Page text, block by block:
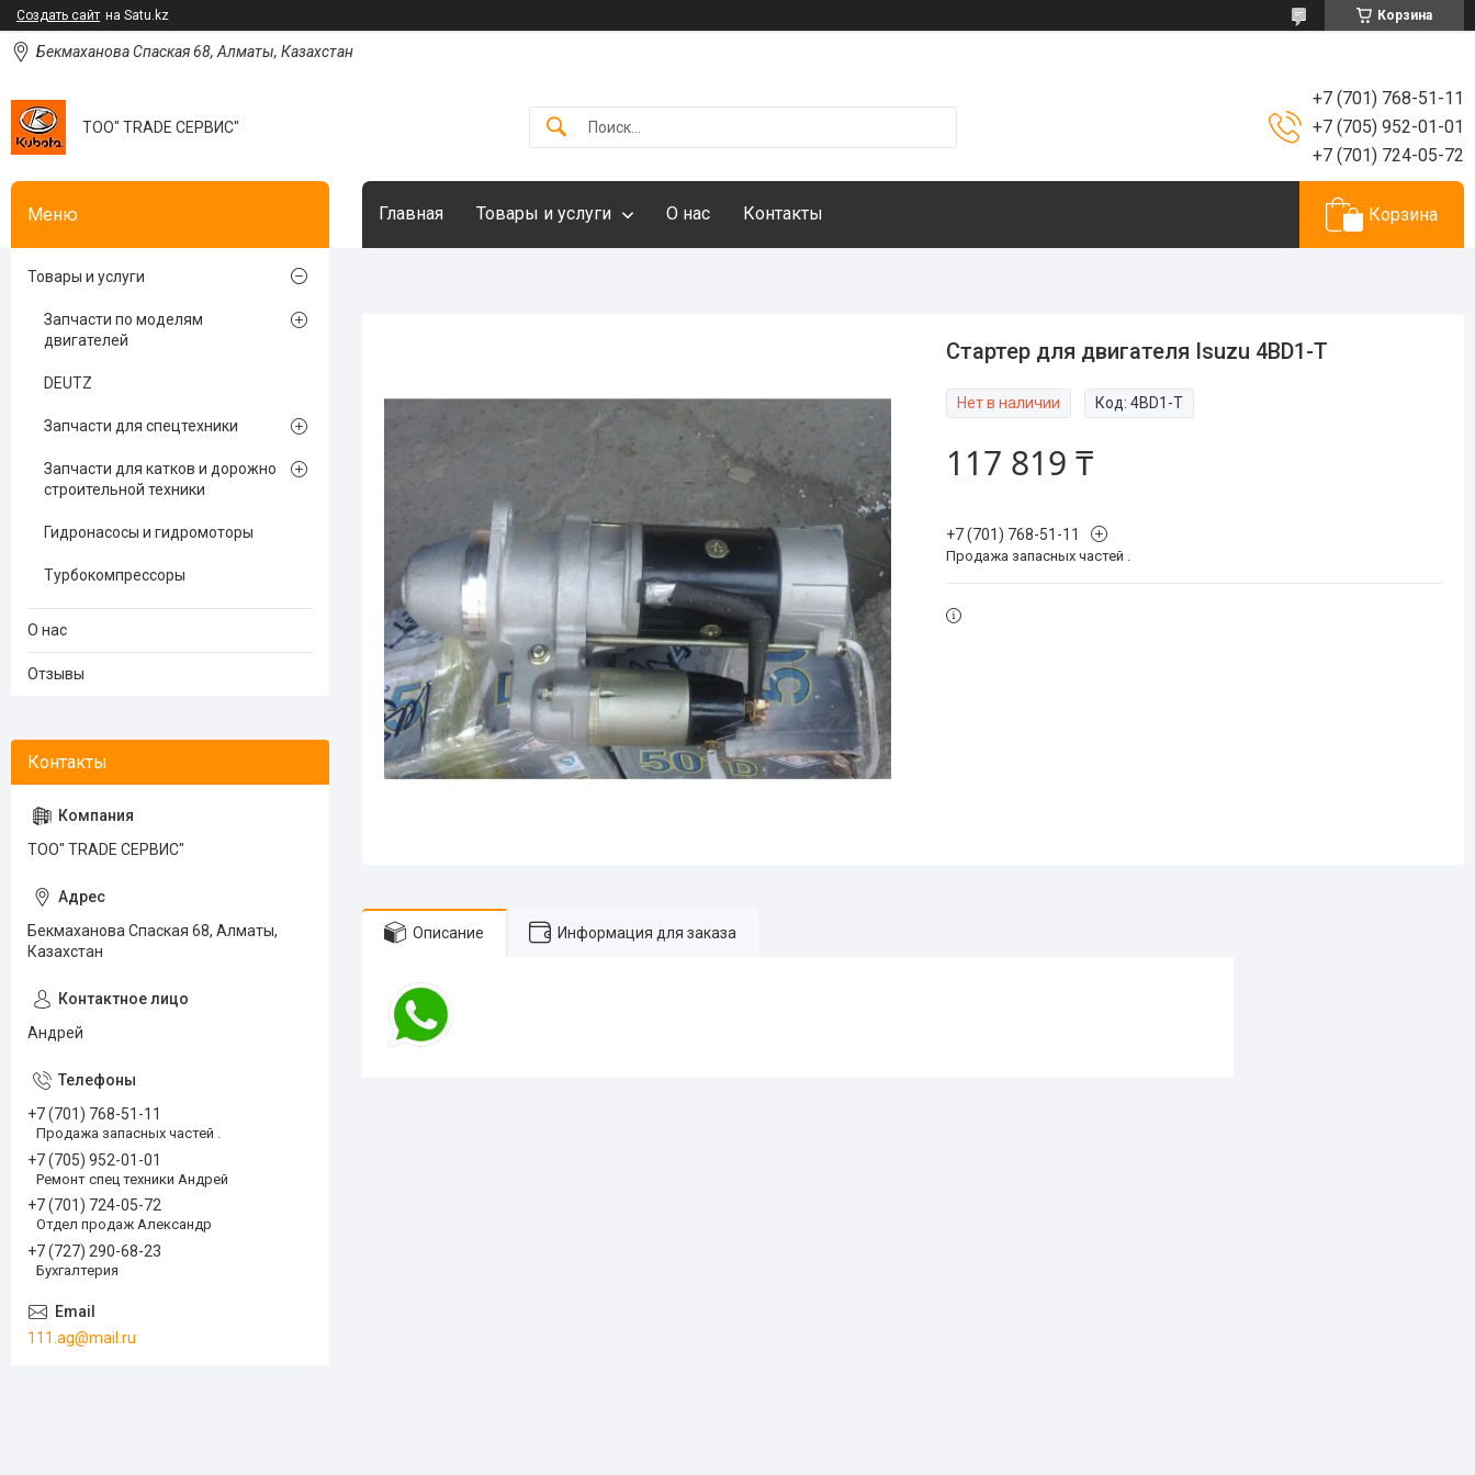
Создать сайт на Satu.kz Корзина
Бекмаханова Спаская 68, Алматы, Казахстан
ТОО" TRADE СЕРВИС"
+7 (701) 768-51-11
+7 (705) 952-01-01
+7 (701) 724-05-72
Главная Товары и услуги О нас Контакты Корзина
Стартер для двигателя Isuzu 4BD1-T
Нет в наличии Код:4BD1-T
117 819 ₸
+7 (701) 768-51-11
Продажа запасных частей .
Описание Информация для заказа
Товары и услуги
Запчасти по моделям
двигателей
DEUTZ
Запчасти для спецтехники
Запчасти для катков и дорожно
строительной техники
Гидронасосы и гидромоторы
Турбокомпрессоры
О нас
Отзывы
ТОО" TRADE СЕРВИС"
Бекмаханова Спаская 68, Алматы,
Казахстан
Андрей
+7 (701) 768-51-11
Продажа запасных частей .
+7 (705) 952-01-01
Ремонт спец техники Андрей
+7 (701) 724-05-72
Отдел продаж Александр
+7 (727) 290-68-23
Бухгалтерия
111.ag@mail.ru